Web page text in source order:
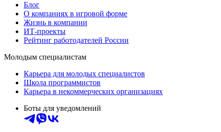
Блог
О компаниях в игровой форме
Жизнь в компании
ИТ-проекты
Рейтинг работодателей России
Молодым специалистам
Карьера для молодых специалистов
Школа программистов
Карьера в некоммерческих организациях
Боты для уведомлений